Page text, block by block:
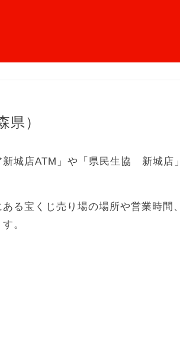
）
城店ATM」や「県民生協 新城店」
る宝くじ売り場の場所や営業時間、
。